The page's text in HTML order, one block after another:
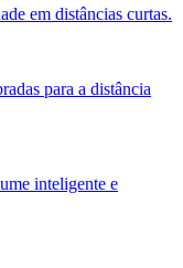
em distâncias curtas.
para a distância
inteligente e